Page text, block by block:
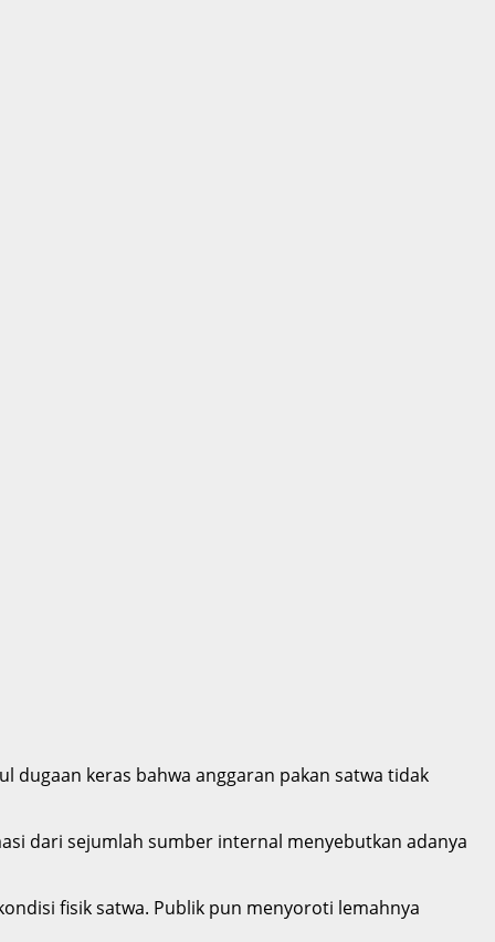
dugaan keras bahwa anggaran pakan satwa tidak
dari sejumlah sumber internal menyebutkan adanya
fisik satwa. Publik pun menyoroti lemahnya